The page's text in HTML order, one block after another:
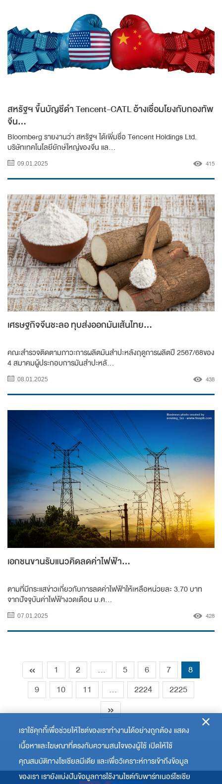
สหรัฐฯ ขึ้นบัญชีดำ Tencent-CATL อ้างเชื่อมโยงกับกองทัพ
จีน...
Bloomberg รายงานว่า สหรัฐฯ ได้เพิ่มชื่อ Tencent Holdings Ltd.
บริษัทเทคโนโลยียักษ์ใหญ่ของจีน แล...
09.01.2025 415
เศรษฐกิจจีนชะลอ ทุบส่งออกมันเส้นไทย...
คณะสำรวจติดตามภาวะการผลิตมันสำปะหลังฤดูการผลิตปี 2567/68ของ
4 สมาคมผู้ประกอบการมันสำปะหลั...
08.01.2025 438
เอกชนขานรับแนวคิดลดค่าไฟฟ้า...
ตามที่มีกระแสข่าวเกี่ยวกับการลดค่าไฟฟ้าให้เหลือหน่วยละ 3.70 บาท
จากปัจจุบันค่าไฟฟ้างวดเดือน ม.ค...
07.01.2025 428
« 1 2 ... 5 6 7
8
9
10 11 ... 2224 2225
»
เราใช้คุกกี้เพื่อช่วยให้ไซต์ของเราทำงานได้อย่างถูกต้อง แสดง
เนื้อหาและโฆษณาที่ตรงกับความสนใจของผู้ใช้ เปิดให้ใช้
คุณสมบัติทางโซเชียลมีเดีย และเพื่อวิเคราะห์การเข้าถึงข้อมูล
ของเรา เรายังแบ่งปันข้อมูลการใช้งานไซต์กับพาร์ทเนอร์โซเชีย